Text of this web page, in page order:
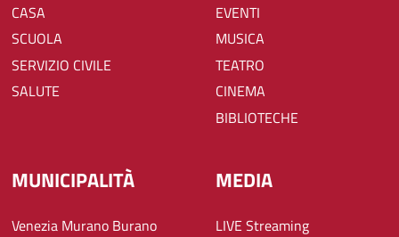
CASA
SCUOLA
SERVIZIO CIVILE
SALUTE
EVENTI
MUSICA
TEATRO
CINEMA
BIBLIOTECHE
MUNICIPALITÀ
Venezia Murano Burano
MEDIA
LIVE Streaming